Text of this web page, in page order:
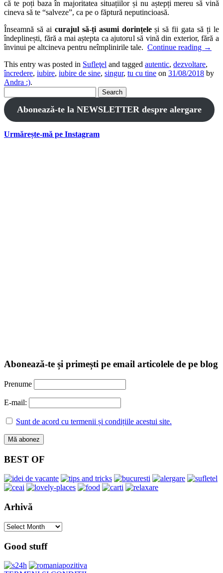
că te poți baza în majoritatea situațiilor și nu aștepți mereu să vină
cineva să te “salveze”, ca pe o făptură neputincioasă.
Înseamnă să ai curajul să-ți asumi dorințeleși să fii gata să ți le
îndeplinești, fără a mai aștepta ca ajutorul să vină din exterior, fără a
învinui pe altcineva pentru neîmplinirile tale. Continue reading →
This entry was posted in Sufleţel and tagged autentic, dezvoltare,
încredere, iubire, iubire de sine, singur, tu cu tine on 31/08/2018 by
Andra :).
for:
Abonează-te la NEWSLETTER despre alergare
Urmărește-mă pe Instagram
Abonează-te și primești pe email articolele de pe blog
Prenume
E-mail:
Sunt de acord cu termenii și condițiile acestui site.
BEST OF
Arhivă
Arhivă
Good stuff